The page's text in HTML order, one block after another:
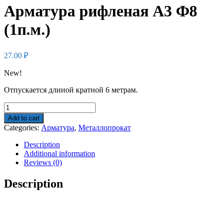
Арматура рифленая А3 Ф8
(1п.м.)
27.00 ₽
New!
Отпускается длиной кратной 6 метрам.
Арматура
рифленая
А3
Ф8
(1п.м.)
quantity
Add to cart
Categories: Арматура, Металлопрокат
Description
Additional information
Reviews (0)
Description